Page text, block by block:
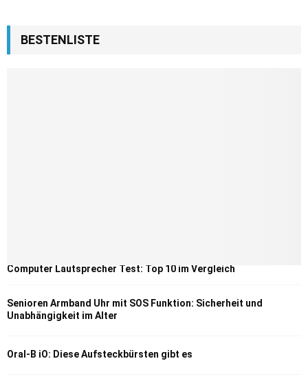
BESTENLISTE
Computer Lautsprecher Test: Top 10 im Vergleich
Senioren Armband Uhr mit SOS Funktion: Sicherheit und
Unabhängigkeit im Alter
Oral-B iO: Diese Aufsteckbürsten gibt es